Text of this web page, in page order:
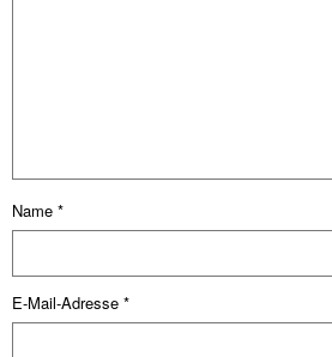
Name *
E-Mail-Adresse *